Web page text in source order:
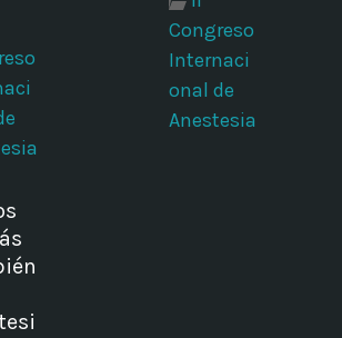
Congreso
Internaci
onal de
Anestesia